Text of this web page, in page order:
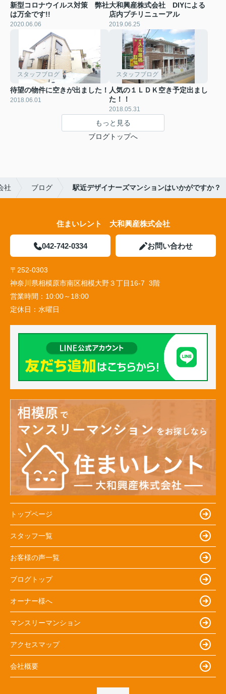
新型コロナウイルス対策 弊社
は万全です!!
2020.06.06
大和興産株式会社 DIYによる
店内プチリニューアル
2019.06.25
スタッフブログ
待望の物件に空きが出ました！
2018.06.01
スタッフブログ
人気の１ＬＤＫ空き予定出まし
た！！
2018.05.31
もっと見る
ブログトップへ
社 ブログ 駅近デザイナーズマンションはいかがですか？
住まいレント 大和興産株式会社
042-742-0334 お問い合わせ
〒252-0303
神奈川県相模原市南区相模大野３丁目16-7 3階
営業時間： 10:00～18:00
定休日： 水曜日
トップページ
スタッフ一覧
お客様の声一覧
ブログトップ
オーナー様へ
マンスリーマンション
アクセスマップ
会社概要